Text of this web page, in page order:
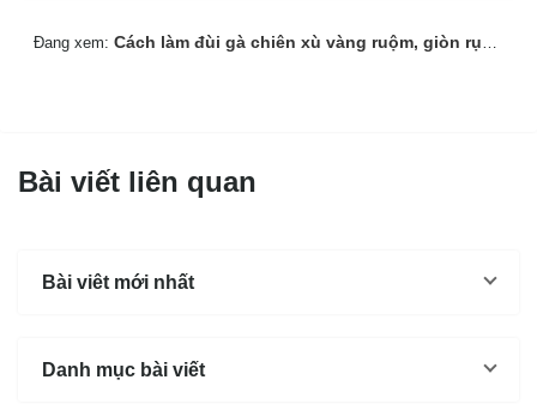
Đang xem: Cách làm đùi gà chiên xù vàng ruộm, giòn rụm như nhà hàng
Bài viết liên quan
Bài viêt mới nhất
Danh mục bài viết